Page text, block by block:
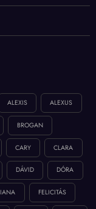
ALEXIS ALEXUS
BROGAN
CARY CLARA
DÁVID DÓRA
FELICITÁS